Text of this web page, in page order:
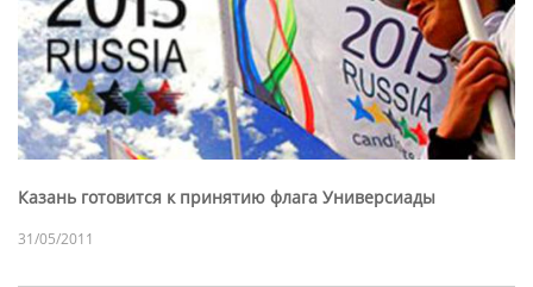
Казань готовится к принятию флага Универсиады
31/05/2011